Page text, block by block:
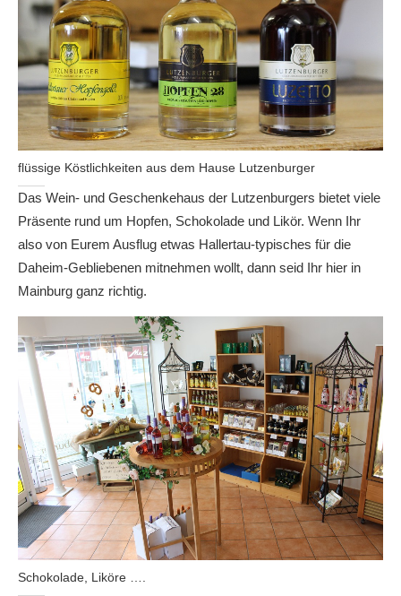
flüssige Köstlichkeiten aus dem Hause Lutzenburger
Das Wein- und Geschenkehaus der Lutzenburgers bietet viele
Präsente rund um Hopfen, Schokolade und Likör. Wenn Ihr
also von Eurem Ausflug etwas Hallertau-typisches für die
Daheim-Gebliebenen mitnehmen wollt, dann seid Ihr hier in
Mainburg ganz richtig.
Schokolade, Liköre ….